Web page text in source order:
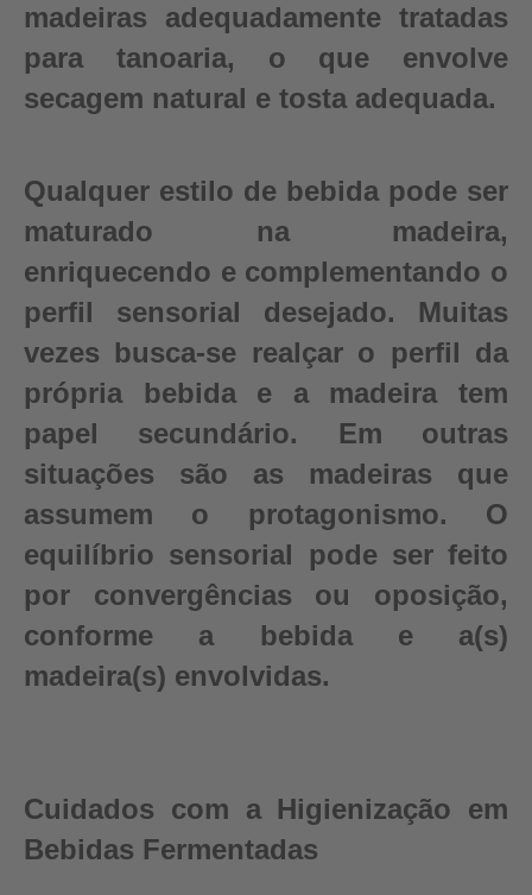
madeiras adequadamente tratadas
para tanoaria, o que envolve
secagem natural e tosta adequada.
Qualquer estilo de bebida pode ser
maturado na madeira,
enriquecendo e complementando o
perfil sensorial desejado. Muitas
vezes busca-se realçar o perfil da
própria bebida e a madeira tem
papel secundário. Em outras
situações são as madeiras que
assumem o protagonismo. O
equilíbrio sensorial pode ser feito
por convergências ou oposição,
conforme a bebida e a(s)
madeira(s) envolvidas.
Cuidados com a Higienização em
Bebidas Fermentadas